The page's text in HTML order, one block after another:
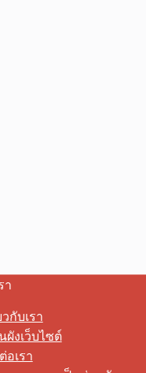
า
วกับเรา
ผังเว็บไซต์
อเรา